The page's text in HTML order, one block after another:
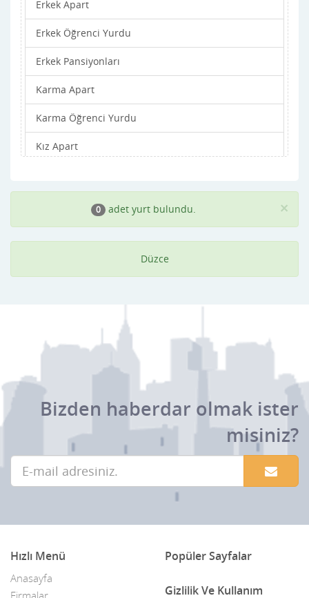
Erkek Apart
Erkek Öğrenci Yurdu
Erkek Pansiyonları
Karma Apart
Karma Öğrenci Yurdu
Kız Apart
Kız Pansiyonları ×
0 adet yurt bulundu.
Düzce
Bizden haberdar olmak ister
misiniz?
Hızlı Menü
Anasayfa
Popüler Sayfalar
Gizlilik Ve Kullanım